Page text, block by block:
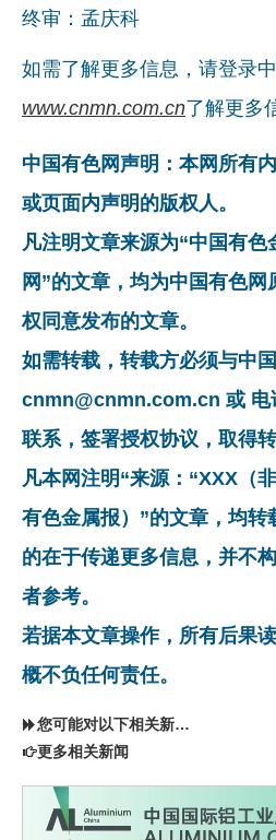
终审：孟庆科
如需了解更多信息，请登录
www.cnmn.com.cn了解更多
中国有色网声明：本网所有
或页面内声明的版权人。
凡注明文章来源为“中国有色
网”的文章，均为中国有色
权同意发布的文章。
如需转载，转载方必须与中
cnmn@cnmn.com.cn 或 电
联系，签署授权协议，取得
凡本网注明“来源：“XXX（
有色金属报）”的文章，均转
的在于传递更多信息，并不
者参考。
若据本文章操作，所有后果
概不负任何责任。
您可能对以下相关新闻同样感兴趣
更多相关新闻